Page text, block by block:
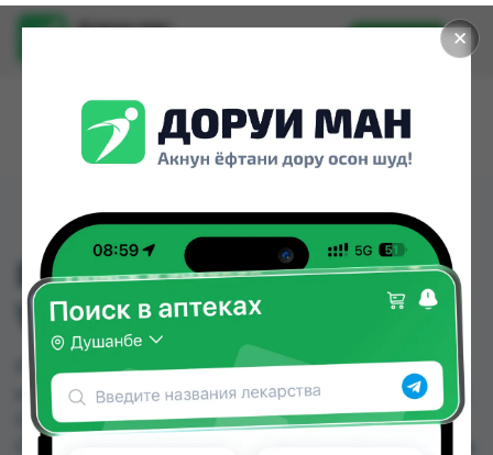
✕
Доруи ман
Установить
PROGESTAN 100 MG
WEICHKAPSELN 30 ST.
PROGESTAN 100 MG WEICHKAPSELN 30 ST.
можно купить или заказать в аптеках, Дорухона
Олмони №1, Дорухона Олмони №2, Дорухона